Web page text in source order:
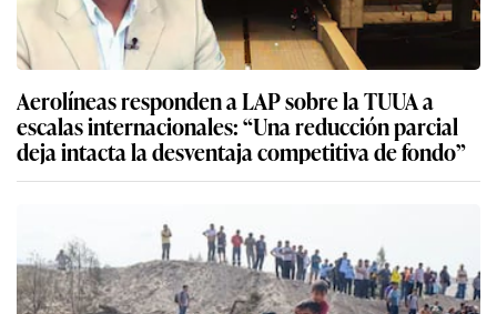
Aerolíneas responden a LAP sobre la TUUA a
escalas internacionales: “Una reducción parcial
deja intacta la desventaja competitiva de fondo”